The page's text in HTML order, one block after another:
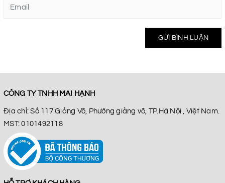
GỬI BÌNH LUẬN
CÔNG TY TNHH MAI HẠNH
Địa chỉ: Số 117 Giảng Võ, Phường giảng võ, TP.Hà Nội , Việt Nam.
MST: 0101492118